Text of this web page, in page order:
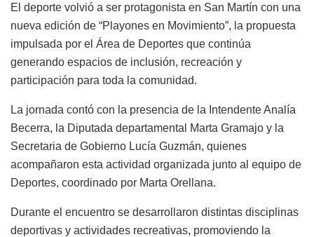
El deporte volvió a ser protagonista en San Martín con una
nueva edición de “Playones en Movimiento”, la propuesta
impulsada por el Área de Deportes que continúa
generando espacios de inclusión, recreación y
participación para toda la comunidad.
La jornada contó con la presencia de la Intendente Analía
Becerra, la Diputada departamental Marta Gramajo y la
Secretaria de Gobierno Lucía Guzmán, quienes
acompañaron esta actividad organizada junto al equipo de
Deportes, coordinado por Marta Orellana.
Durante el encuentro se desarrollaron distintas disciplinas
deportivas y actividades recreativas, promoviendo la